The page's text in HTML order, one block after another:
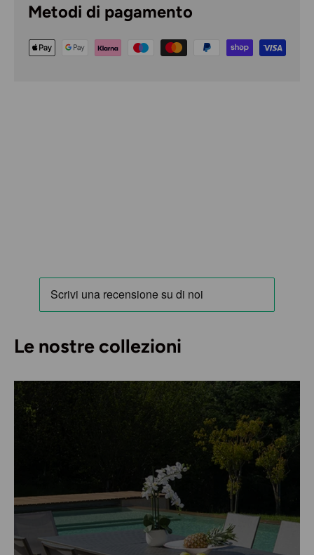
Metodi di pagamento
Le nostre collezioni